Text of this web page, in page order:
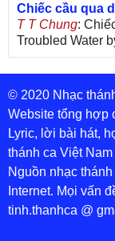
Chiếc cầu qua
T T Chung:
Troubled Water
26, 1970) Lời
Chung Tử Lưu
De Colores!
Son Vu: Bài hát
© 2020 Nhạc
Website tổng hợp
Lyric, lời bài hát,
thánh ca Việt
Nguồn nhạc
Internet. Mọi vấn
tinh.thanhca @